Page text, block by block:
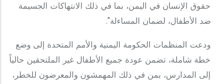
حقوق الإنسان في اليمن، بما في ذلك الانتهاكات الجسيمة
ضد الأطفال، لضمان المساءلة".
ودعت المنظمات الحكومة اليمنية والأمم المتحدة إلى وضع
خطة شاملة، تضمن عودة جميع الأطفال غير الملتحقين حالياً
إلى المدارس، بمن في ذلك المهمشون والمعرضون للخطر،